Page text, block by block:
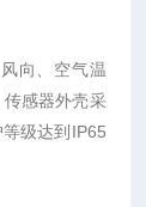
向、空气温
感器外壳采
级达到IP65